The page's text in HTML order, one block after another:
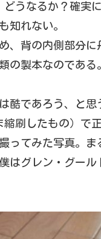
うなるか？確実
知れない。
、背の内側部分に
の製本なのである
酷であろう、と
刷したもの）で
ってみた写真。ま
はグレン・グー